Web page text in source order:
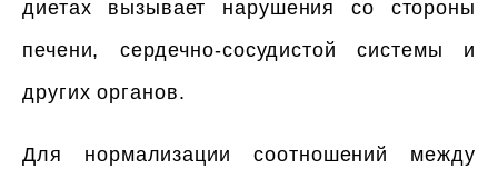
диетах вызывает нарушения со стороны
печени, сердечно-сосудистой системы и
других органов.
Для нормализации соотношений между